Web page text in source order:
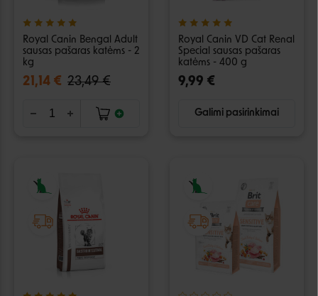
Royal Canin Bengal Adult
sausas pašaras katėms - 2
kg
21,14 € 23,49 €
Royal Canin VD Cat Renal
Special sausas pašaras
katėms - 400 g
9,99 €
Galimi pasirinkimai